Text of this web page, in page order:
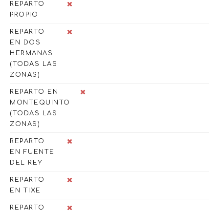
REPARTO
PROPIO
REPARTO
EN DOS
HERMANAS
(TODAS LAS
ZONAS)
REPARTO EN
MONTEQUINTO
(TODAS LAS
ZONAS)
REPARTO
EN FUENTE
DEL REY
REPARTO
EN TIXE
REPARTO